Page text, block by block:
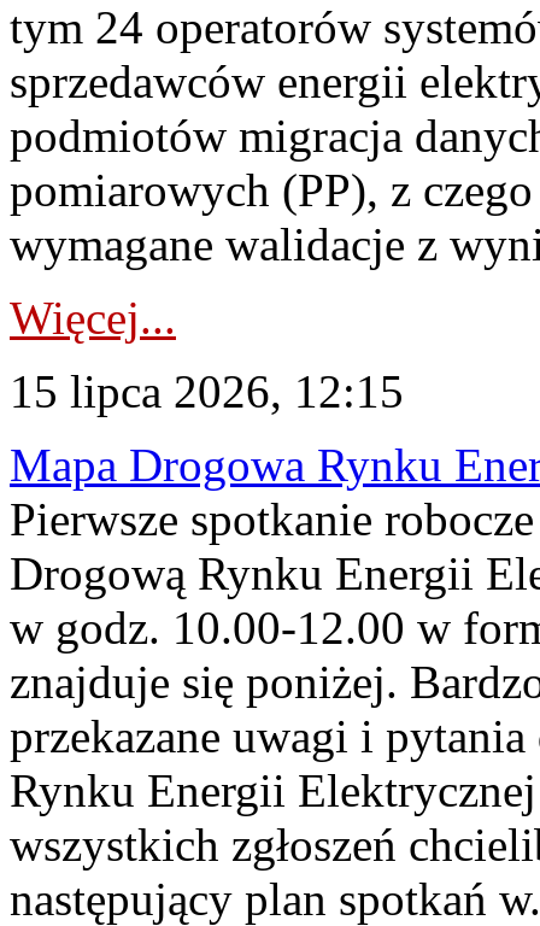
tym 24 operatorów
sprzedawców energii
podmiotów migracja
pomiarowych (PP), z
wymagane walidacje z
Więcej...
15 lipca 2026, 12:15
Mapa Drogowa Rynku
Pierwsze spotkanie
Drogową Rynku Energii
w godz. 10.00-12.00 w
znajduje się poniżej.
przekazane uwagi i
Rynku Energii
wszystkich zgłoszeń
następujący plan spotkań